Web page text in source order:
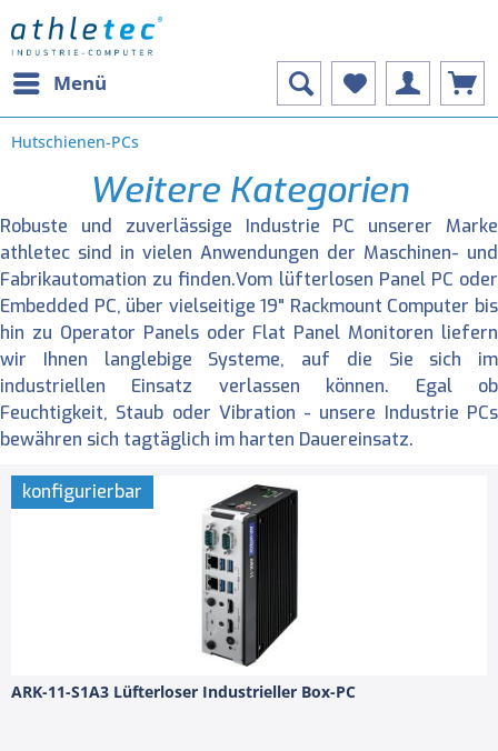
Menü
Hutschienen-PCs
Weitere Kategorien
Robuste und zuverlässige Industrie PC unserer Marke
athletec sind in vielen Anwendungen der Maschinen- und
Fabrikautomation zu finden.Vom lüfterlosen Panel PC oder
Embedded PC, über vielseitige 19" Rackmount Computer bis
hin zu Operator Panels oder Flat Panel Monitoren liefern
wir Ihnen langlebige Systeme, auf die Sie sich im
industriellen Einsatz verlassen können. Egal ob
Feuchtigkeit, Staub oder Vibration - unsere Industrie PCs
bewähren sich tagtäglich im harten Dauereinsatz.
konfigurierbar
ARK-11-S1A3 Lüfterloser Industrieller Box-PC